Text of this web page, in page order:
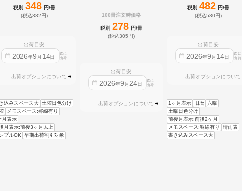
税別 348 円/冊
(税込382円)
出荷目安
2026年9 月 14日
迄に
出荷
出荷オプションについて
込みスペース大
土曜日色分け
メモスペース:罫線有り
月表示
月表示:前後3ヶ月以上
プルOK
早期出荷割引対象
100冊注文時価格
税別 278 円/冊
(税込305円)
出荷目安
2026年9 月 24日
迄に
出荷
出荷オプションについて
税別 482 円/冊
(税込530円)
出荷目安
2026年9 月 14日
迄に
出荷
出荷オプションについて
1ヶ月表示 旧暦 六曜
土曜日色分け
前後月表示:前後2ヶ月
メモスペース:罫線有り
晴雨表
書き込みスペース大